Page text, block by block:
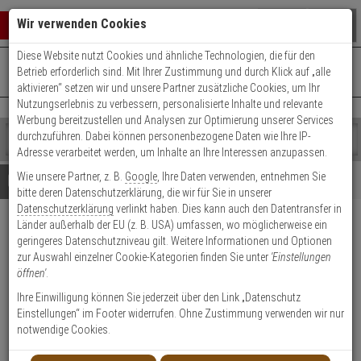
Warenkorb schließen
0 ARTIKEL IM WARENKORB
Ihr Warenkorb ist momentan leer.
Ergebnisse ()
Fertig
Shop
durchsuchen
Bitte
geben
Sie
mindestens
Zeichen
ein,
um
Suche
Es
wurde
noch
Kategorien
Suche
gestartet
+49 (0)821 899 493-0Mo. - Do.: 8:00 - 16:30 | Fr.: 8:00 - 14:00 Uhr
Kontaktservice nutzen
Details Beratung
Hanwha SBP-390WM2
Wandmontagearm
Produktmerkmale
Datenblatt drucken
Wir verwenden Cookies
Diese Website nutzt Cookies und ähnliche Technologien, die für den
Betrieb erforderlich sind. Mit Ihrer Zustimmung und durch Klick auf „alle
aktivieren“ setzen wir und unsere Partner zusätzliche Cookies, um Ihr
Nutzungserlebnis zu verbessern, personalisierte Inhalte und relevante
Werbung bereitzustellen und Analysen zur Optimierung unserer Services
durchzuführen. Dabei können personenbezogene Daten wie Ihre IP-
Adresse verarbeitet werden, um Inhalte an Ihre Interessen anzupassen.
Wie unsere Partner, z. B. Google , Ihre Daten verwenden, entnehmen Sie
bitte deren Datenschutzerklärung, die wir für Sie in unserer
Datenschutzerklärung verlinkt haben. Dies kann auch den Datentransfer in
Länder außerhalb der EU (z. B. USA) umfassen, wo möglicherweise ein
geringeres Datenschutzniveau gilt. Weitere Informationen und Optionen
zur Auswahl einzelner Cookie-Kategorien finden Sie unter 'Einstellungen
öffnen'.
Ihre Einwilligung können Sie jederzeit über den Link „Datenschutz
Einstellungen“ im Footer widerrufen. Ohne Zustimmung verwenden wir nur
notwendige Cookies.